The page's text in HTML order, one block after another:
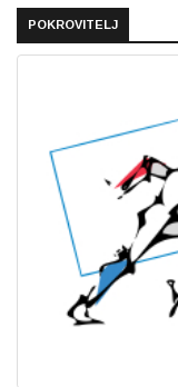
POKROVITELJ